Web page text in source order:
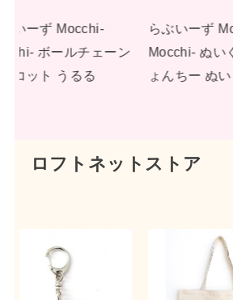
らぶいーず Mocchi-
Mocchi- ぬいぐるみL ぴ
ょんちー ぬいぐるみ
らぶい
もっぴ
ロフトネットストア